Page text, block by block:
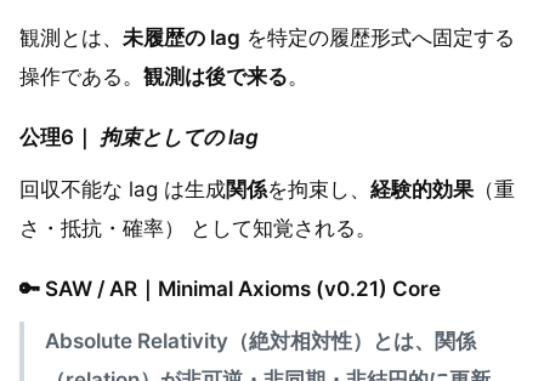
観測とは、 未履歴の lag を特定の履歴形式へ固定する
操作である。 観測は後で来る。
公理6｜ 拘束としての lag
回収不能な lag は生成関係を拘束し、 経験的効果 （重
さ・抵抗・確率） として知覚される。
🔑 SAW / AR｜Minimal Axioms (v0.21) Core
Absolute Relativity（絶対相対性）とは、関係